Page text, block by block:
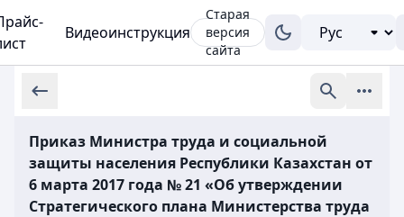
Видеоинструкция
Старая
версия
сайта
Приказ Министра труда и социальной
защиты населения Республики Казахстан от
6 марта 2017 года № 21 «Об утверждении
Стратегического плана Министерства труда